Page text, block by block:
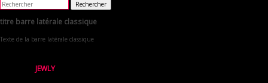
Rechercher
titre barre latérale classique
Texte de la barre latérale classique
JEWLY